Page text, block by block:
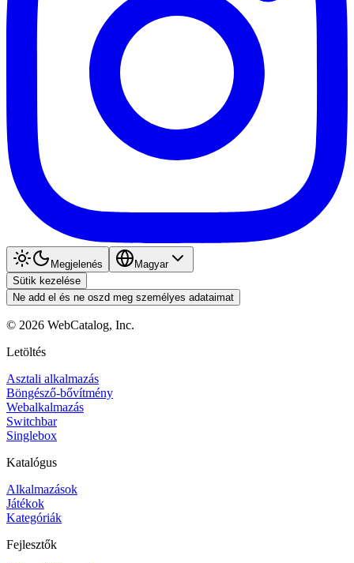
Megjelenés
Magyar
Sütik kezelése
Ne add el és ne oszd meg személyes adataimat
© 2026 WebCatalog, Inc.
Letöltés
Asztali alkalmazás
Böngésző-bővítmény
Webalkalmazás
Switchbar
Singlebox
Katalógus
Alkalmazások
Játékok
Kategóriák
Fejlesztők